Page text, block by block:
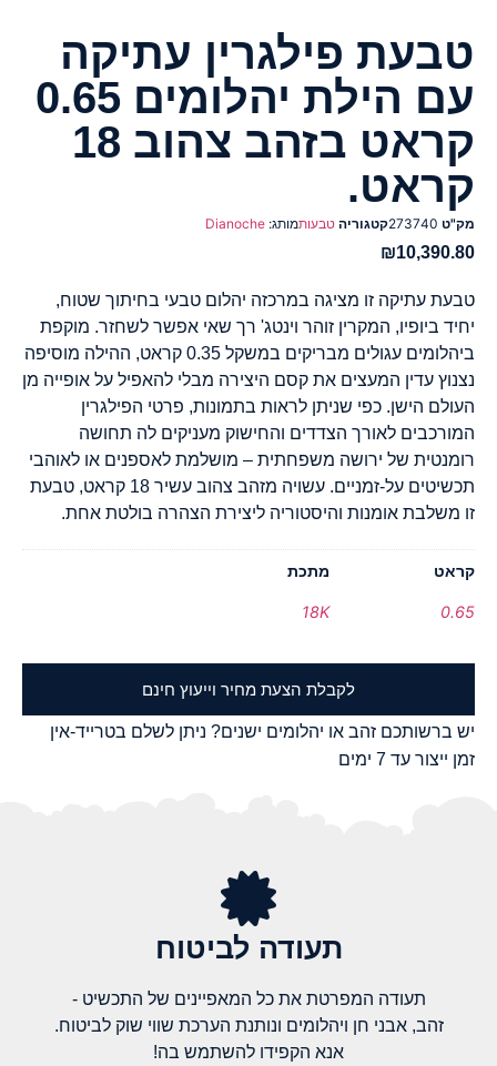
טבעת פילגרין עתיקה
עם הילת יהלומים 0.65
קראט בזהב צהוב 18
קראט.
מק"ט 273740קטגוריה טבעותמותג: Dianoche
₪10,390.80
טבעת עתיקה זו מציגה במרכזה יהלום טבעי בחיתוך שטוח,
יחיד ביופיו, המקרין זוהר וינטג' רך שאי אפשר לשחזר. מוקפת
ביהלומים עגולים מבריקים במשקל 0.35 קראט, ההילה מוסיפה
נצנוץ עדין המעצים את קסם היצירה מבלי להאפיל על אופייה מן
העולם הישן. כפי שניתן לראות בתמונות, פרטי הפילגרין
המורכבים לאורך הצדדים והחישוק מעניקים לה תחושה
רומנטית של ירושה משפחתית – מושלמת לאספנים או לאוהבי
תכשיטים על-זמניים. עשויה מזהב צהוב עשיר 18 קראט, טבעת
זו משלבת אומנות והיסטוריה ליצירת הצהרה בולטת אחת.
קראט
0.65
מתכת
18K
לקבלת הצעת מחיר וייעוץ חינם
יש ברשותכם זהב או יהלומים ישנים? ניתן לשלם בטרייד-אין
זמן ייצור עד 7 ימים
תעודה לביטוח
תעודה המפרטת את כל המאפיינים של התכשיט -
זהב, אבני חן ויהלומים ונותנת הערכת שווי שוק לביטוח.
אנא הקפידו להשתמש בה!